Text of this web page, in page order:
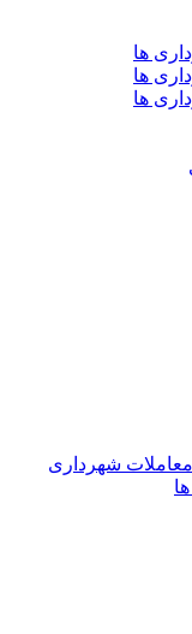
شهرداری